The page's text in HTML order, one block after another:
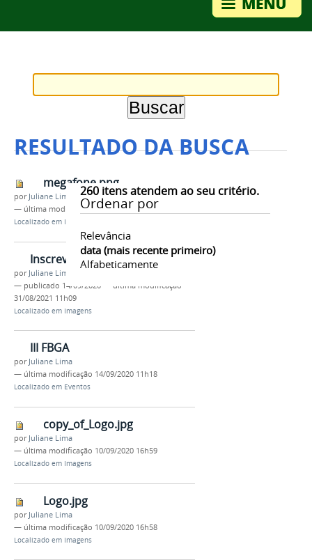
RESULTADO DA BUSCA
260itens atendem ao seu critério.
Ordenar por
Relevância
data (mais recente primeiro)
Alfabeticamente
megafone.png
por Juliane Lima
— última modificação07/10/2020 22h06
Localizado em Imagens
Inscreva-se!
por Juliane Lima
— publicado 14/09/2020
última modificação
31/08/2021 11h09
Localizado em Imagens
III FBGA
por Juliane Lima
— última modificação 14/09/2020 11h18
Localizado em Eventos
copy_of_Logo.jpg
por Juliane Lima
— última modificação 10/09/2020 16h59
Localizado em Imagens
Logo.jpg
por Juliane Lima
— última modificação 10/09/2020 16h58
Localizado em Imagens